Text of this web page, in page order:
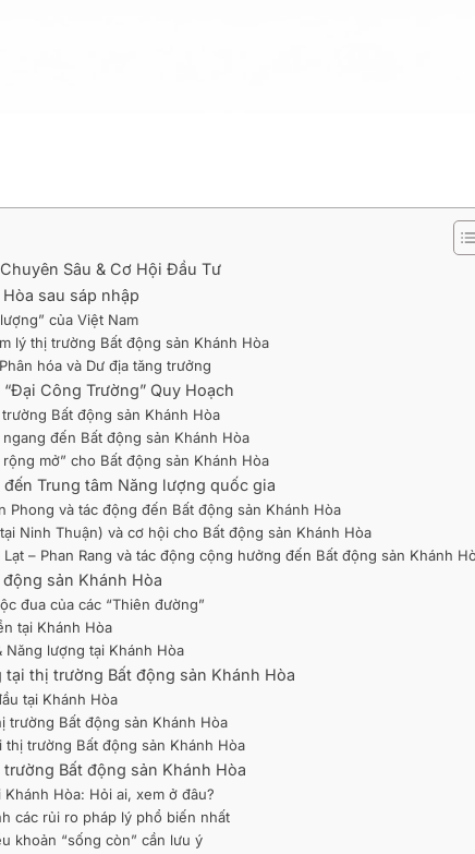
Sâu & Cơ Hội Đầu Tư
sau sáp nhập
của Việt Nam
lý thị trường Bất động sản Khánh Hòa
hóa và Dư địa tăng trưởng
Công Trường” Quy Hoạch
Bất động sản Khánh Hòa
đến Bất động sản Khánh Hòa
mở” cho Bất động sản Khánh Hòa
Trung tâm Năng lượng quốc gia
Phong và tác động đến Bất động sản Khánh Hòa
Ninh Thuận) và cơ hội cho Bất động sản Khánh Hòa
– Phan Rang và tác động cộng hưởng đến Bất động sản Khánh
sản Khánh Hòa
đua của các “Thiên đường”
tại Khánh Hòa
lượng tại Khánh Hòa
thị trường Bất động sản Khánh Hòa
tại Khánh Hòa
trường Bất động sản Khánh Hòa
trường Bất động sản Khánh Hòa
trường Bất động sản Khánh Hòa
Hòa: Hỏi ai, xem ở đâu?
các rủi ro pháp lý phổ biến nhất
khoản “sống còn” cần lưu ý